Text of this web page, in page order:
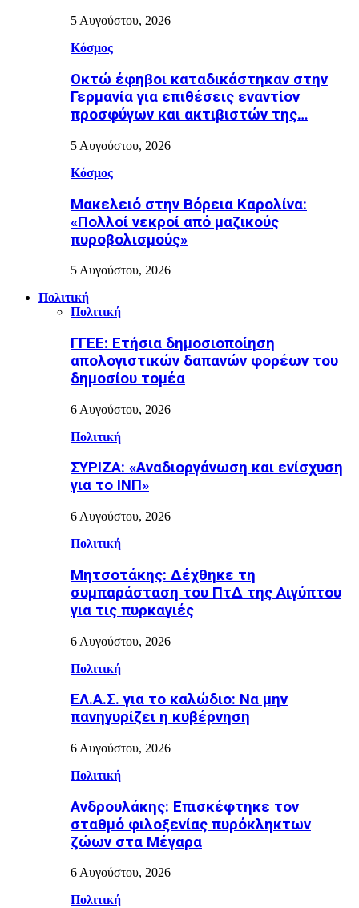
5 Αυγούστου, 2026
Κόσμος
Οκτώ έφηβοι καταδικάστηκαν στην
Γερμανία για επιθέσεις εναντίον
προσφύγων και ακτιβιστών της…
5 Αυγούστου, 2026
Κόσμος
Μακελειό στην Βόρεια Καρολίνα:
«Πολλοί νεκροί από μαζικούς
πυροβολισμούς»
5 Αυγούστου, 2026
Πολιτική
Πολιτική
ΓΓΕΕ: Eτήσια δημοσιοποίηση
απολογιστικών δαπανών φορέων του
δημοσίου τομέα
6 Αυγούστου, 2026
Πολιτική
ΣΥΡΙΖΑ: «Αναδιοργάνωση και ενίσχυση
για το ΙΝΠ»
6 Αυγούστου, 2026
Πολιτική
Μητσοτάκης: Δέχθηκε τη
συμπαράσταση του ΠτΔ της Αιγύπτου
για τις πυρκαγιές
6 Αυγούστου, 2026
Πολιτική
ΕΛ.Α.Σ. για το καλώδιο: Να μην
πανηγυρίζει η κυβέρνηση
6 Αυγούστου, 2026
Πολιτική
Ανδρουλάκης: Επισκέφτηκε τον
σταθμό φιλοξενίας πυρόκληκτων
ζώων στα Μέγαρα
6 Αυγούστου, 2026
Πολιτική